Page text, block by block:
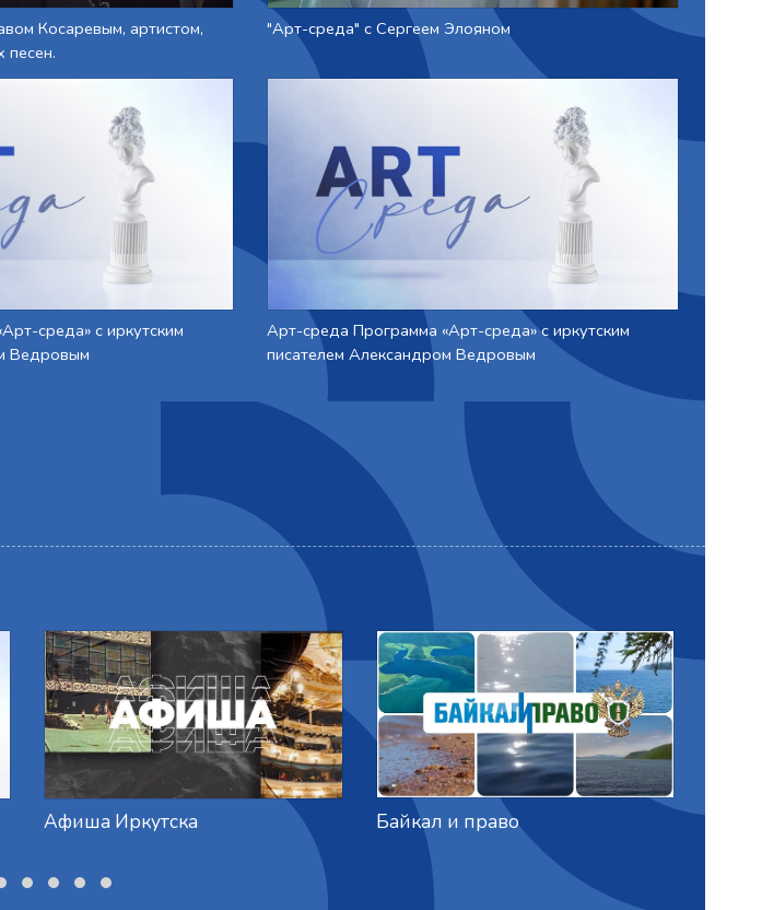
Косаревым, артистом,
песен.
"Арт-среда" с Сергеем Элояном
среда» с иркутским
Ведровым
Арт-среда Программа «Арт-среда» с иркутским
писателем Александром Ведровым
Афиша Иркутска Байкал и право